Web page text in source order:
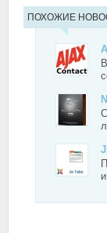
ПОХОЖИЕ